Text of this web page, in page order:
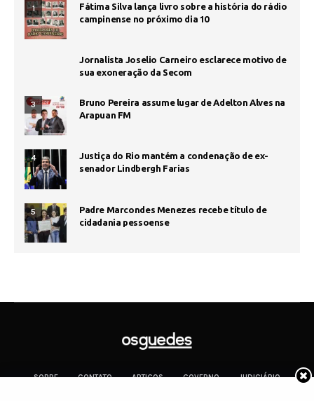
1
Fátima Silva lança livro sobre a história do rádio
campinense no próximo dia 10
Jornalista Joselio Carneiro esclarece motivo de
sua exoneração da Secom
3
Bruno Pereira assume lugar de Adelton Alves na
Arapuan FM
4
Justiça do Rio mantém a condenação de ex-
senador Lindbergh Farias
5
Padre Marcondes Menezes recebe título de
cidadania pessoense
SOBRE CONTATO ARTIGOS GOVERNO
JUDICIÁRIO